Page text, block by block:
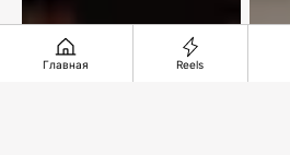
Главная Reels